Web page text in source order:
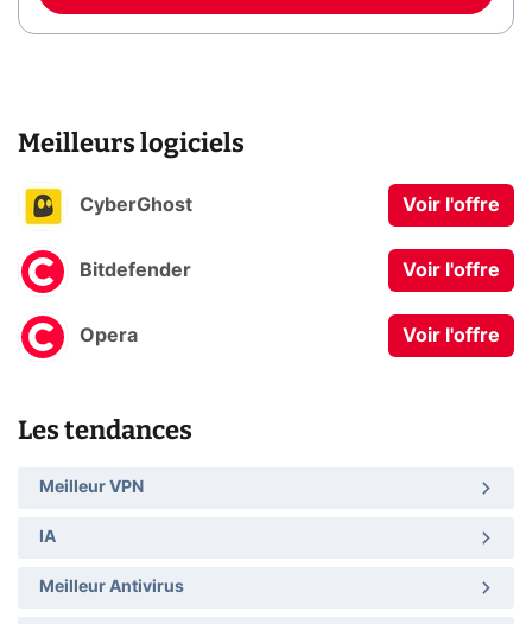
Meilleurs logiciels
CyberGhost Voir l'offre
Bitdefender Voir l'offre
Opera Voir l'offre
Les tendances
Meilleur VPN
IA
Meilleur Antivirus